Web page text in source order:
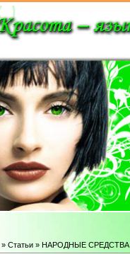
» Статьи » НАРОДНЫЕ СРЕДСТВА